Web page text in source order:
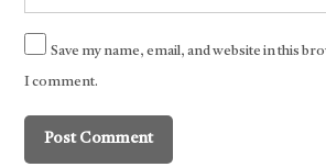
Save my name, email, and website in this
I comment.